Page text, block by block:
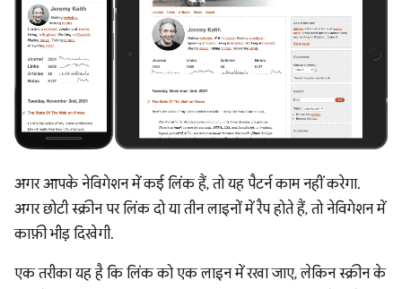
अगर आपके नेविगेशन में कई लिंक हैं, तो यह पैटर्न काम नहीं करेगा.
अगर छोटी स्क्रीन पर लिंक दो या तीन लाइनों में रैप होते हैं, तो नेविगेशन में
काफ़ी भीड़ दिखेगी.
एक तरीका यह है कि लिंक को एक लाइन में रखा जाए, लेकिन स्क्रीन के